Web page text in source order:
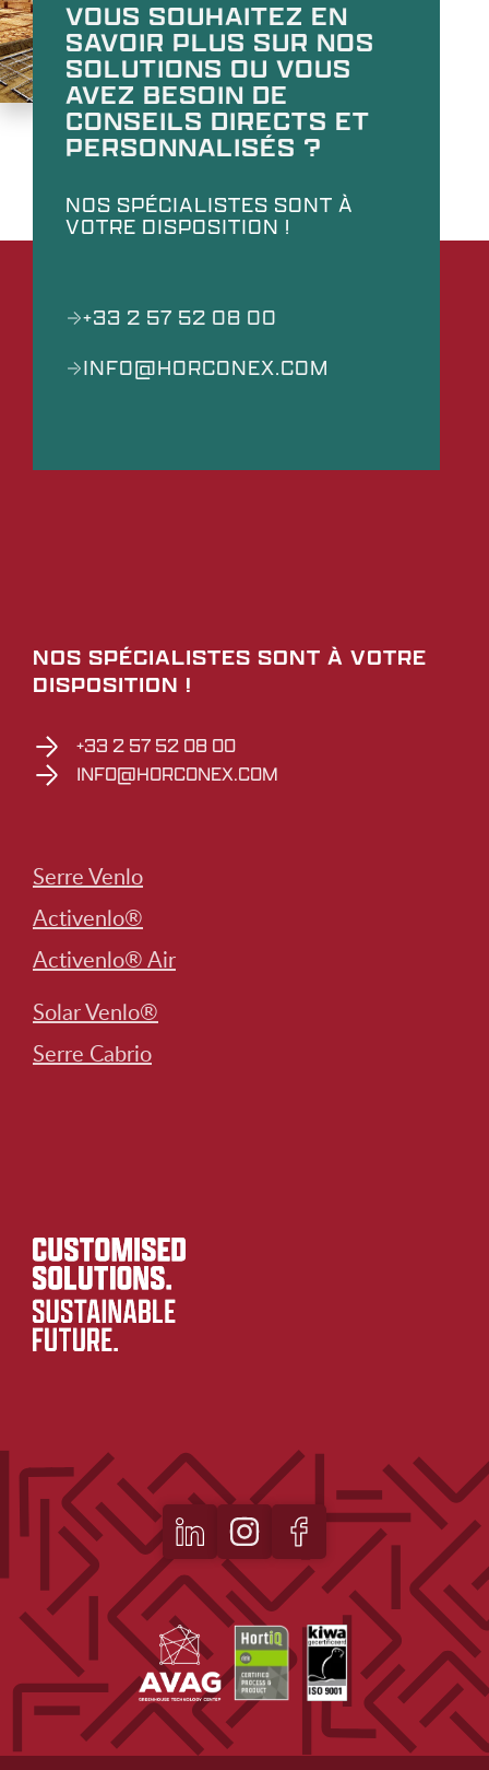
VOUS SOUHAITEZ EN
SAVOIR PLUS SUR NOS
SOLUTIONS OU VOUS
AVEZ BESOIN DE
CONSEILS DIRECTS ET
PERSONNALISÉS ?
NOS SPÉCIALISTES SONT À
VOTRE DISPOSITION !
+33 2 57 52 08 00
INFO@HORCONEX.COM
NOS SPÉCIALISTES SONT À VOTRE
DISPOSITION !
+33 2 57 52 08 00
INFO@HORCONEX.COM
Serre Venlo
Activenlo®
Activenlo® Air
Solar Venlo®
Serre Cabrio